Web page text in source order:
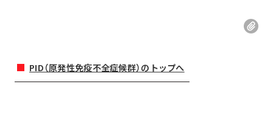
PID（原発性免疫不全症候群）のトップへ